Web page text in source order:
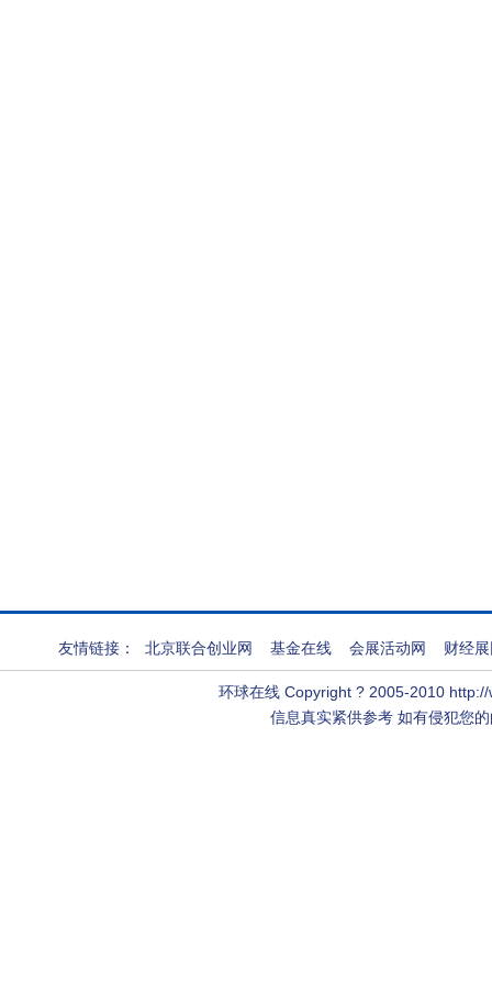
友情链接： 北京联合创业网 基金在线 会展活动网 财经
环球在线Copyright ? 2005-2010
信息真实紧供参考 如有侵犯您